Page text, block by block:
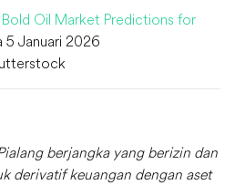
Oil Market Predictions for
5 Januari 2026
berjangka yang berizin dan
derivatif keuangan dengan aset